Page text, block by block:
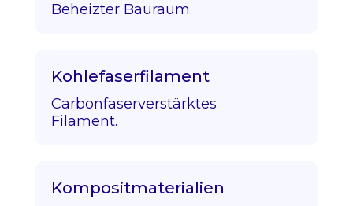
Beheizter Bauraum.
Kohlefaserfilament
Carbonfaserverstärktes
Filament.
Kompositmaterialien